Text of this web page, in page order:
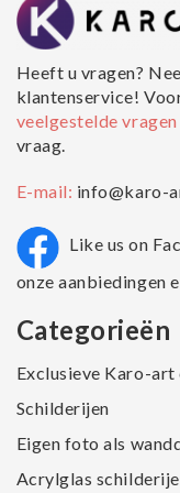
Heeft u vragen?
klantenservice!
veelgestelde
vraag.
E-mail: info@karo-
Like us on
onze aanbiedingen
Categorieën
Exclusieve Karo-
Schilderijen
Eigen foto als
Acrylglas